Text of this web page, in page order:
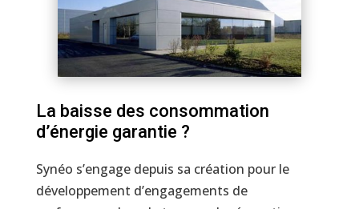
La baisse des consommation
d’énergie garantie ?
Synéo s’engage depuis sa création pour le
développement d’engagements de